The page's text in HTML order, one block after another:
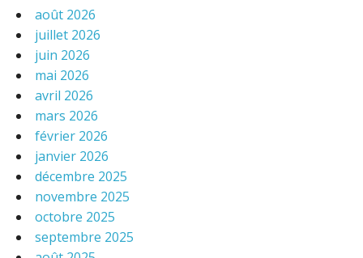
août 2026
juillet 2026
juin 2026
mai 2026
avril 2026
mars 2026
février 2026
janvier 2026
décembre 2025
novembre 2025
octobre 2025
septembre 2025